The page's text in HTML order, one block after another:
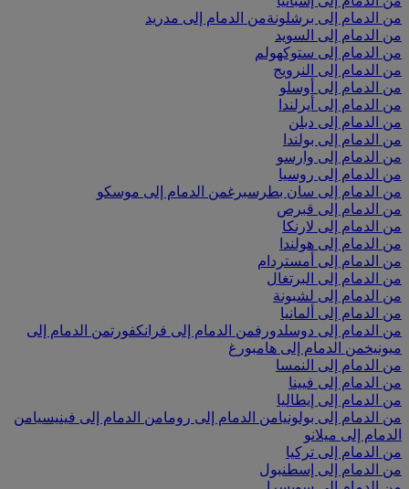
من الدمام إلى برشلونةمن الدمام إلى مدريد
من الدمام إلى السويد
من الدمام إلى ستوكهولم
من الدمام إلى النرويج
من الدمام إلى أوسلو
من الدمام إلى أيرلندا
من الدمام إلى دبلن
من الدمام إلى بولندا
من الدمام إلى وارسو
من الدمام إلى روسيا
من الدمام إلى سان بطرسبرغمن الدمام إلى موسكو
من الدمام إلى قبرص
من الدمام إلى لارنكا
من الدمام إلى هولندا
من الدمام إلى أمستردام
من الدمام إلى البرتغال
من الدمام إلى لشبونة
من الدمام إلى ألمانيا
من الدمام إلى دوسلدورفمن الدمام إلى فرانكفورتمن الدمام إلى
ميونيخمن الدمام إلى هامبورغ
من الدمام إلى النمسا
من الدمام إلى فيينا
من الدمام إلى إيطاليا
من الدمام إلى بولونيامن الدمام إلى رومامن الدمام إلى فينيسيامن
الدمام إلى ميلانو
من الدمام إلى تركيا
من الدمام إلى إسطنبول